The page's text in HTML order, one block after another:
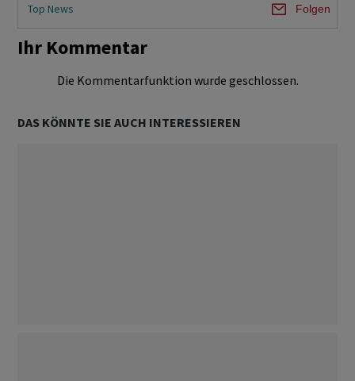
Top News Folgen
Ihr Kommentar
Die Kommentarfunktion wurde geschlossen.
DAS KÖNNTE SIE AUCH INTERESSIEREN